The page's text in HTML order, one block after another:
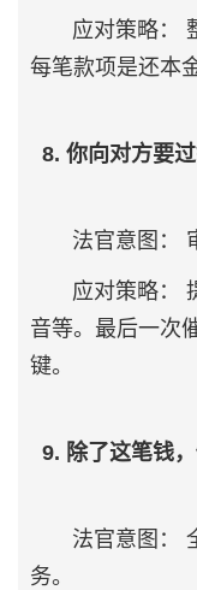
应对策略： 整
每笔款项是还本
8. 你向对方要
法官意图： 审
应对策略： 提
音等。最后一次
键。
9. 除了这笔钱
法官意图： 全
务。